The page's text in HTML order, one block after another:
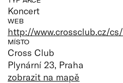
Koncert
WEB
http://www.crossclub.cz/cs/
MÍSTO
Cross Club
Plynární 23, Praha
zobrazit na mapě